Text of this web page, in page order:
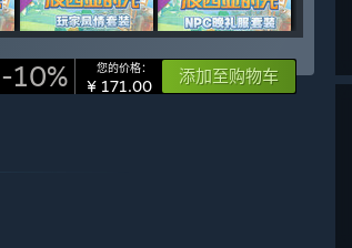
-10% 您的价格：
¥ 171.00 添加至购物车